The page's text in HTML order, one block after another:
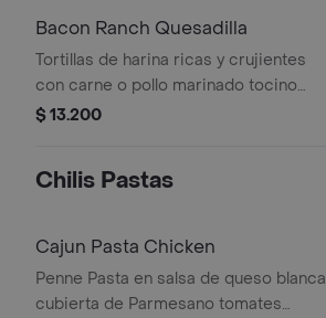
Bacon Ranch Quesadilla
Tortillas de harina ricas y crujientes
con carne o pollo marinado tocino
ahumado quesos mixtos y Chilis
$ 13.200
Chilis Pastas
Cajun Pasta Chicken
Penne Pasta en salsa de queso blanca
cubierta de Parmesano tomates